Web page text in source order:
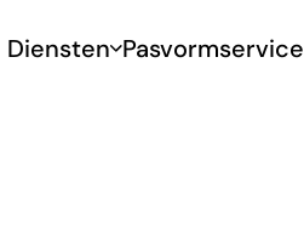
Diensten Pasvormservice